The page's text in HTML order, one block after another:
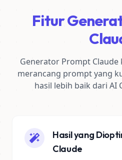
Fitur
Generator Prompt
merancang prompt yang
hasil lebih baik dari AI
Hasil yang
Claude